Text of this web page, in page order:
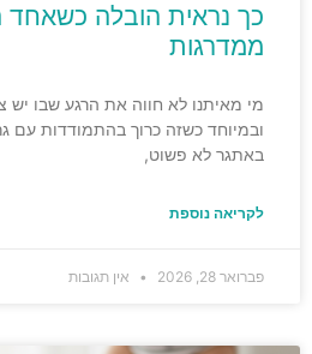
כך נראית הובלה כשאחד
ממדרגות
מי מאיתנו לא חווה את הרגע שבו יש
ובמיוחד כשזה כרוך בהתמודדות עם
באתגר לא פשוט,
לקריאה נוספת
פברואר 28, 2026 אין תגובות